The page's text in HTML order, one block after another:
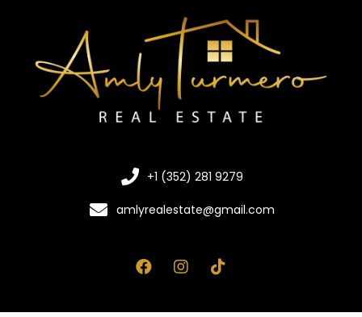
+1 (352) 281 9279
amlyrealestate@gmail.com